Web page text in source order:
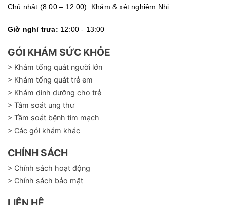
Chủ nhật (8:00 – 12:00): Khám & xét nghiệm Nhi
Giờ nghỉ trưa: 12:00 - 13:00
GÓI KHÁM SỨC KHỎE
> Khám tổng quát người lớn
> Khám tổng quát trẻ em
> Khám dinh dưỡng cho trẻ
> Tầm soát ung thư
> Tầm soát bệnh tim mạch
> Các gói khám khác
CHÍNH SÁCH
> Chính sách hoạt động
> Chính sách bảo mật